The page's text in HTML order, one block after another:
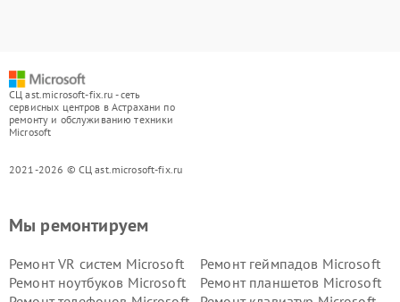
СЦ ast.microsoft-fix.ru - сеть
сервисных центров в Астрахани по
ремонту и обслуживанию техники
Microsoft
2021-2026 © СЦ ast.microsoft-fix.ru
Мы ремонтируем
Ремонт VR систем Microsoft
Ремонт геймпадов Microsoft
Ремонт ноутбуков Microsoft
Ремонт планшетов Microsoft